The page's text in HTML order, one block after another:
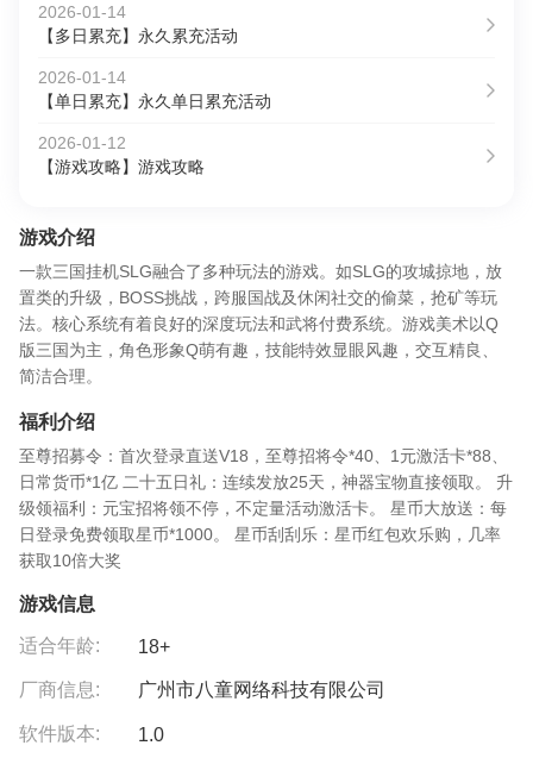
2026-01-14
【多日累充】永久累充活动
2026-01-14
【单日累充】永久单日累充活动
2026-01-12
【游戏攻略】游戏攻略
游戏介绍
一款三国挂机SLG融合了多种玩法的游戏。如SLG的攻城掠地，放
置类的升级，BOSS挑战，跨服国战及休闲社交的偷菜，抢矿等玩
法。核心系统有着良好的深度玩法和武将付费系统。游戏美术以Q
版三国为主，角色形象Q萌有趣，技能特效显眼风趣，交互精良、
简洁合理。
福利介绍
至尊招募令：首次登录直送V18，至尊招将令*40、1元激活卡*88、
日常货币*1亿 二十五日礼：连续发放25天，神器宝物直接领取。 升
级领福利：元宝招将领不停，不定量活动激活卡。 星币大放送：每
日登录免费领取星币*1000。 星币刮刮乐：星币红包欢乐购，几率
获取10倍大奖
游戏信息
适合年龄: 18+
厂商信息: 广州市八童网络科技有限公司
软件版本: 1.0